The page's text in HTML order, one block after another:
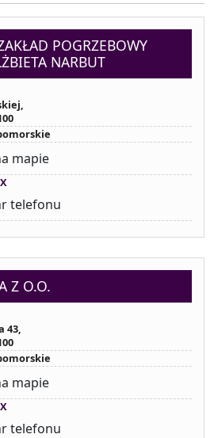
POGRZEBOWY
NARBUT
mapie
telefonu
Z O.O.
43,
mapie
telefonu